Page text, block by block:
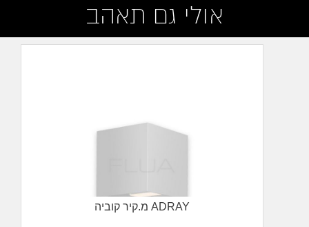
אולי גם תאהב
מ.קיר קוביה ADRAY